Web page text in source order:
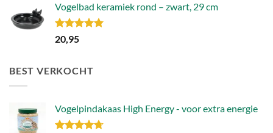
Vogelbad keramiek rond – zwart, 29 cm
Gewaardeerd
5.00
20,95
BEST VERKOCHT
Vogelpindakaas High Energy - voor extra energie